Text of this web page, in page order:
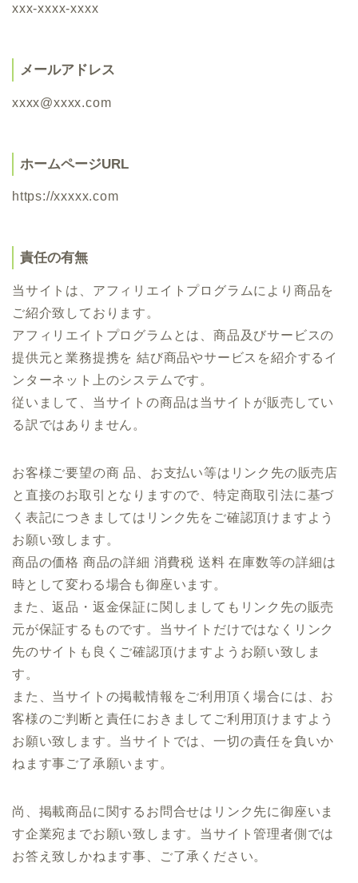
xxx-xxxx-xxxx
メールアドレス
xxxx@xxxx.com
ホームページURL
https://xxxxx.com
責任の有無
当サイトは、アフィリエイトプログラムにより商品を
ご紹介致しております。
アフィリエイトプログラムとは、商品及びサービスの
提供元と業務提携を 結び商品やサービスを紹介するイ
ンターネット上のシステムです。
従いまして、当サイトの商品は当サイトが販売してい
る訳ではありません。
お客様ご要望の商 品、お支払い等はリンク先の販売店
と直接のお取引となりますので、特定商取引法に基づ
く表記につきましてはリンク先をご確認頂けますよう
お願い致します。
商品の価格 商品の詳細 消費税 送料 在庫数等の詳細は
時として変わる場合も御座います。
また、返品・返金保証に関しましてもリンク先の販売
元が保証するものです。当サイトだけではなくリンク
先のサイトも良くご確認頂けますようお願い致しま
す。
また、当サイトの掲載情報をご利用頂く場合には、お
客様のご判断と責任におきましてご利用頂けますよう
お願い致します。当サイトでは、一切の責任を負いか
ねます事ご了承願います。
尚、掲載商品に関するお問合せはリンク先に御座いま
す企業宛までお願い致します。当サイト管理者側では
お答え致しかねます事、ご了承ください。